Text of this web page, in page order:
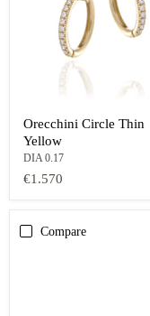
Orecchini Circle Thin
Yellow
DIA 0.17
€1.570
Compare